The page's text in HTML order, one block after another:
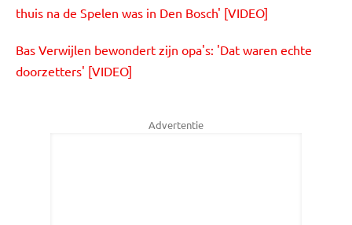
thuis na de Spelen was in Den Bosch' [VIDEO]
Bas Verwijlen bewondert zijn opa's: 'Dat waren echte
doorzetters' [VIDEO]
Advertentie